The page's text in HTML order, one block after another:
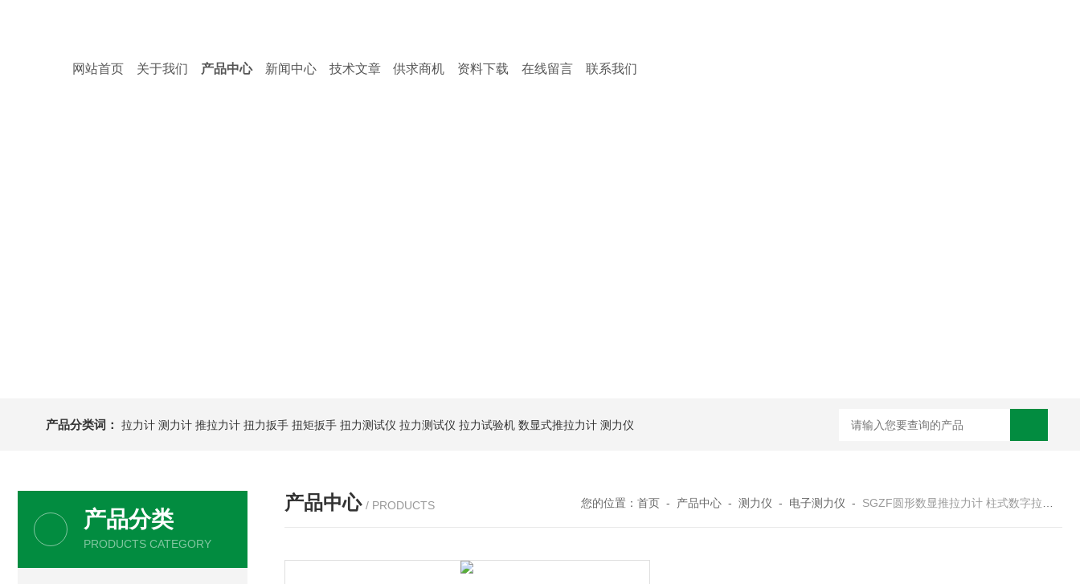
网站首页 关于我们 产品中心 新闻中心 技术文章 供求商机 资料下载 在线留言 联系我们
产品分类词： 拉力计 测力计 推拉力计 扭力扳手 扭矩扳手 扭力测试仪 拉力测试仪 拉力试验机 数显式推拉力计 测力仪
产品分类
PRODUCTS CATEGORY
产品中心 / PRODUCTS 您的位置：首页 - 产品中心 -测力仪 - 电子测力仪 - SGZF圆形数显推拉力计 柱式数字拉压力计